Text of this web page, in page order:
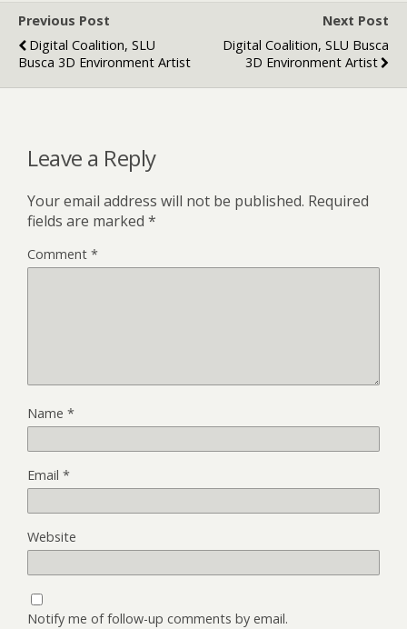
Previous Post
Digital Coalition, SLU
Busca 3D Environment Artist
Next Post
Digital Coalition, SLU Busca
3D Environment Artist
Leave a Reply
Your email address will not be published. Required
fields are marked *
Comment *
Name *
Email *
Website
Notify me of follow-up comments by email.